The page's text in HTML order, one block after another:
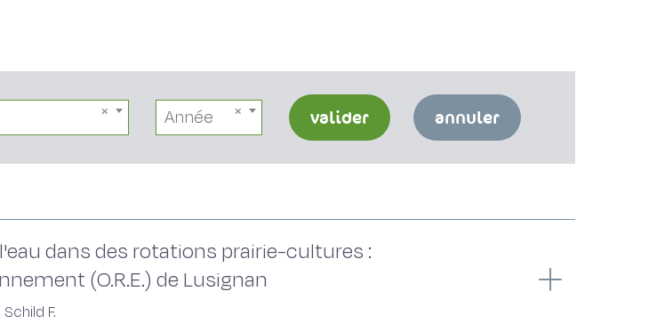
Année valider annuler
dans des rotations prairie-cultures :
(O.R.E.) de Lusignan
F.